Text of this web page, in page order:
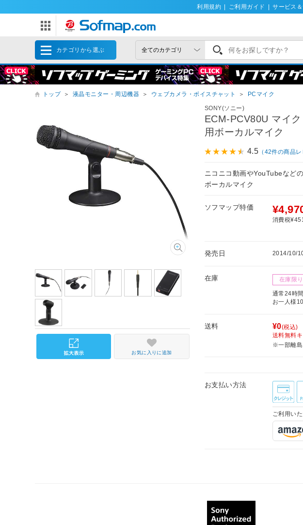
利用規約 ご利用ガイド サービス
カテゴリから選ぶ
トップ ＞ 液晶モニター・周辺機器 ＞ ウェブカメラ・ボイスチャット ＞ PCマイク
SONY(ソニー)
ECM-PCV80U マイ
用ボーカルマイク
4.5 （42件の商品レ
ニコニコ動画やYouTubeなど
ボーカルマイク
ソフマップ特価
消費税
発売日 2014/10/
在庫 在庫限り
通常24時
お一人様
送料 ¥0(税込)
送料無料
※一部離島
お支払い方法
ご利用い
お気に入りに追加